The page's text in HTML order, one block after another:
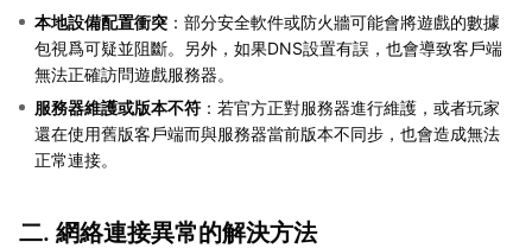
本地設備配置衝突 ：部分安全軟件或防火牆可能會將遊戲的數據
包視爲可疑並阻斷。另外，如果DNS設置有誤，也會導致客戶端
無法正確訪問遊戲服務器。
服務器維護或版本不符 ：若官方正對服務器進行維護，或者玩家
還在使用舊版客戶端而與服務器當前版本不同步，也會造成無法
正常連接。
二. 網絡連接異常的解決方法